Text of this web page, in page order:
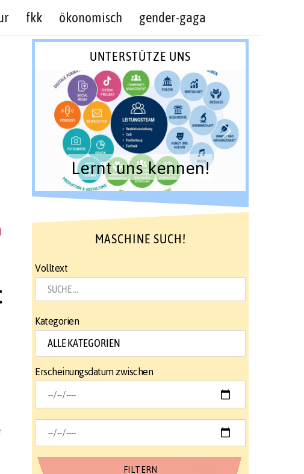
fkk ökonomisch gender-gaga
UNTERSTÜTZE UNS
Lernt uns kennen!
MASCHINE SUCH!
Volltext
Kategorien
Erscheinungsdatum zwischen